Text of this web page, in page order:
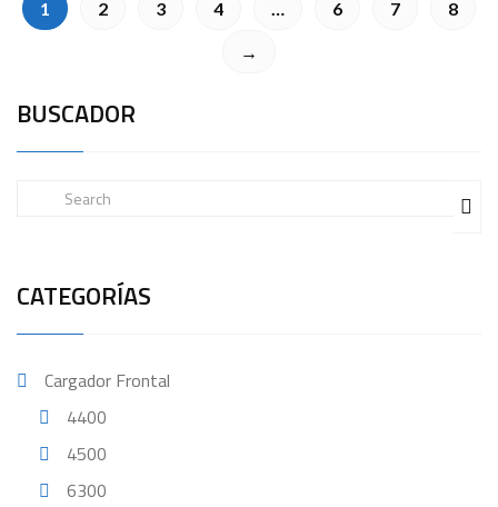
1 2 3 4 … 6 7 8
→
BUSCADOR
CATEGORÍAS
Cargador Frontal
4400
4500
6300